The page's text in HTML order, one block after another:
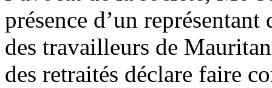
présence d’un
des travailleurs de
des retraités déclare faire